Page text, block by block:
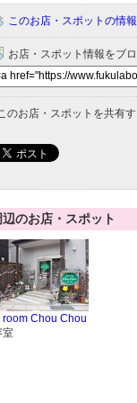
このお店・スポットの情
お店・スポット情報をブ
このお店・スポットを共有
辺のお店・スポット
room Chou Chou
室